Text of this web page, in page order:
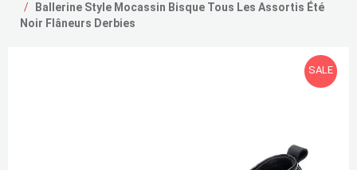
Ballerine Style Mocassin Bisque Tous Les Assortis Été
Noir Flâneurs Derbies
SALE